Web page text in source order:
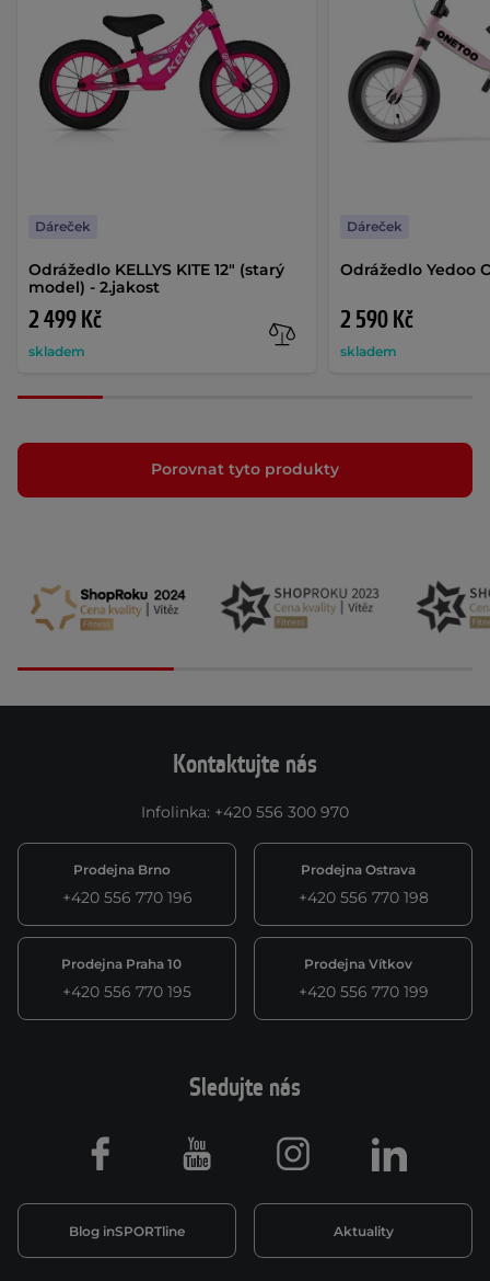
Odrážedlo KELLYS KITE 12" (starý
model) - 2.jakost
2 499 Kč
skladem
Dáreček
Odrážedlo Yedoo
2 590 Kč
skladem
Dáreček
Porovnat tyto produkty
Kontaktujte nás
Infolinka: +420 556 300 970
Prodejna Brno
+420 556 770 196
Prodejna Ostrava
+420 556 770 198
Prodejna Praha 10
+420 556 770 195
Prodejna Vítkov
+420 556 770 199
Sledujte nás
Blog inSPORTline Aktuality
Facebook Youtube Instagram LinkedIn